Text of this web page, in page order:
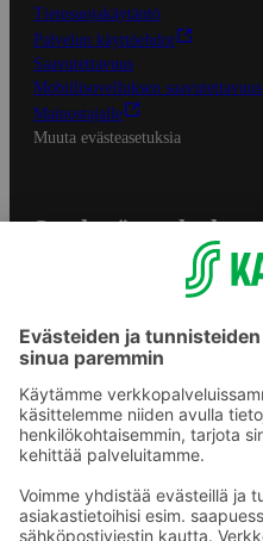
Tietosuojakäytäntö
Palvelun käyttöehdot
Saavutettavuus
Mobiilisovelluksen saavutettavuus
Mainostajalle
Muuta evästeasetuksia
S-ryhmän palvelut
Yhteishyvä Ruoka -sovellus
Prisma.fi
Sokos.fi
S-Pankki
Sokos Hotels
Raflaamo